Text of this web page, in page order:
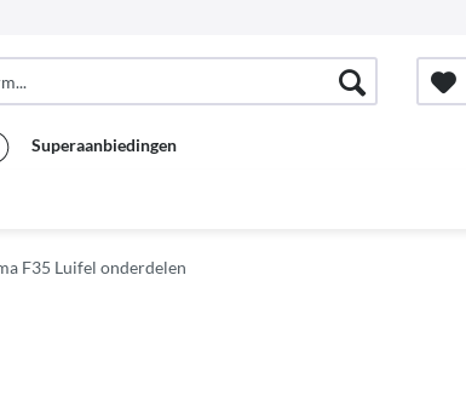
Superaanbiedingen
F35 Luifel onderdelen